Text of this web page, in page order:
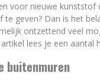
voor nieuwe kunststof
te geven? Dan is het
ontzettend veel
lees je een
buitenmuren